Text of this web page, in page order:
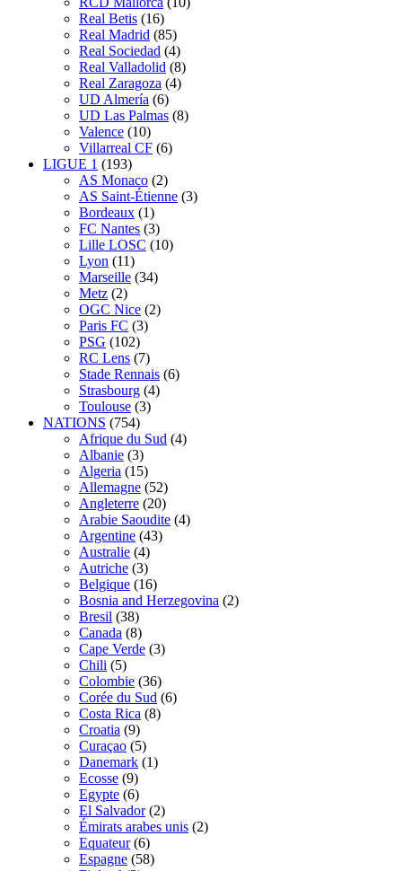
Real Betis (16)
Real Madrid (85)
Real Sociedad (4)
Real Valladolid (8)
Real Zaragoza (4)
UD Almería (6)
UD Las Palmas (8)
Valence (10)
Villarreal CF (6)
LIGUE 1 (193)
AS Monaco (2)
AS Saint-Étienne (3)
Bordeaux (1)
FC Nantes (3)
Lille LOSC (10)
Lyon (11)
Marseille (34)
Metz (2)
OGC Nice (2)
Paris FC (3)
PSG (102)
RC Lens (7)
Stade Rennais (6)
Strasbourg (4)
Toulouse (3)
NATIONS (754)
Afrique du Sud (4)
Albanie (3)
Algeria (15)
Allemagne (52)
Angleterre (20)
Arabie Saoudite (4)
Argentine (43)
Australie (4)
Autriche (3)
Belgique (16)
Bosnia and Herzegovina (2)
Bresil (38)
Canada (8)
Cape Verde (3)
Chili (5)
Colombie (36)
Corée du Sud (6)
Costa Rica (8)
Croatia (9)
Curaçao (5)
Danemark (1)
Ecosse (9)
Egypte (6)
El Salvador (2)
Émirats arabes unis (2)
Equateur (6)
Espagne (58)